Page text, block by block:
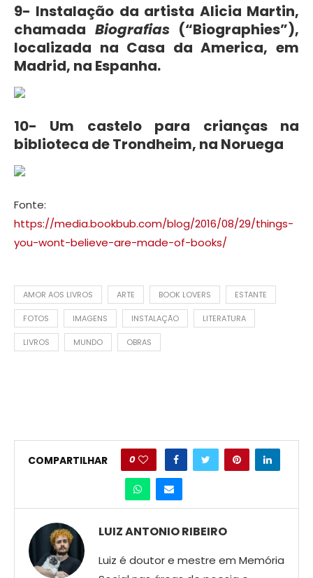
9- Instalação da artista Alicia Martin,
chamada Biografias(“Biographies”),
localizada na Casa da America, em
Madrid, na Espanha.
10- Um castelo para crianças na
biblioteca de Trondheim, na Noruega
Fonte:
https://media.bookbub.com/blog/2016/08/29/things-
you-wont-believe-are-made-of-books/
AMOR AOS LIVROS ARTE BOOK LOVERS ESTANTE
FOTOS IMAGENS INSTALAÇÃO LITERATURA
LIVROS MUNDO OBRAS
COMPARTILHAR 0
LUIZ ANTONIO RIBEIRO
Luiz é doutor e mestre em Memória